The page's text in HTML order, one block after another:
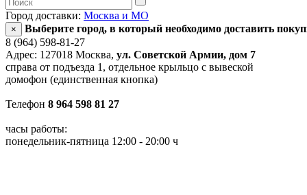
Город доставки: Москва и МО
×
Выберите город, в который необходимо доставить
8 (964) 598-81-27
Адрес: 127018 Москва, ул. Советской Армии, дом 7
справа от подъезда 1, отдельное крыльцо с вывеской
домофон (единственная кнопка)
Телефон 8 964 598 81 27
часы работы:
понедельник-пятница 12:00 - 20:00 ч